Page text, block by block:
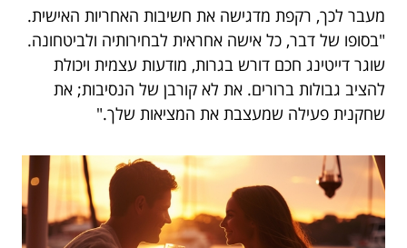
מעבר לכך, רקפת מדגישה את חשיבות האחריות האישית.
"בסופו של דבר, כל אישה אחראית לבחירותיה ולביטחונה.
שוגר דייטינג חכם דורש בגרות, מודעות עצמית ויכולת
להציב גבולות ברורים. את לא קורבן של הנסיבות; את
שחקנית פעילה שמעצבת את המציאות שלך."